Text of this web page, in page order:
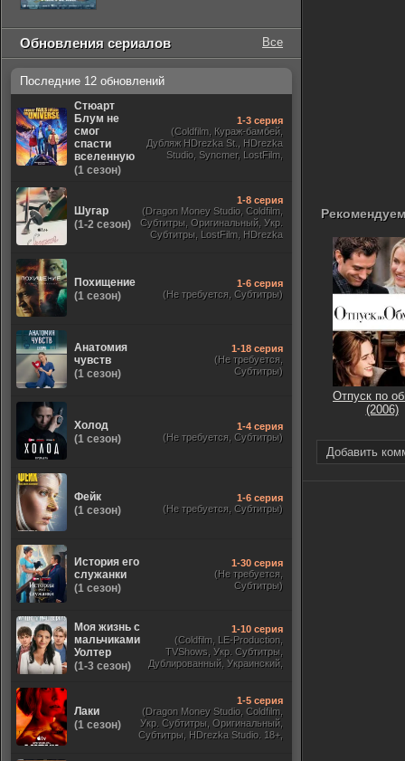
Отпуск по
(2006)
Добавить
Обновления сериалов Все
Последние 12 обновлений
Стюарт
Блум не
смог
спасти
вселенную
(1 сезон)
1-3 серия
(Coldfilm, Кураж-бамбей,
Дубляж HDrezka St., HDrezka
Studio, Syncmer, LostFilm,
Шугар
(1-2 сезон)
1-8 серия
(Dragon Money Studio, Coldfilm,
Субтитры, Оригинальный, Укр.
Субтитры, LostFilm, HDrezka
Похищение
(1 сезон)
1-6 серия
(Не требуется, Субтитры)
Анатомия
чувств
(1 сезон)
1-18 серия
(Не требуется,
Субтитры)
Холод
(1 сезон)
1-4 серия
(Не требуется, Субтитры)
Фейк
(1 сезон)
1-6 серия
(Не требуется, Субтитры)
История его
служанки
(1 сезон)
1-30 серия
(Не требуется,
Субтитры)
Моя жизнь с
мальчиками
Уолтер
(1-3 сезон)
1-10 серия
(Coldfilm, LE-Production,
TVShows, Укр. Субтитры,
Дублированный, Украинский,
Лаки
(1 сезон)
1-5 серия
(Dragon Money Studio, Coldfilm,
Укр. Субтитры, Оригинальный,
Субтитры, HDrezka Studio. 18+,